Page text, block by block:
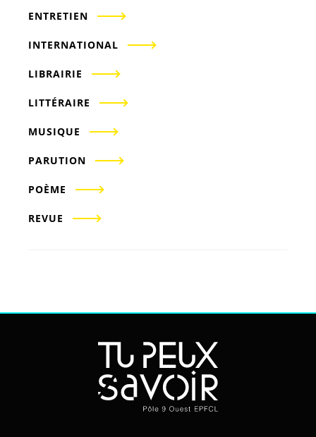
ENTRETIEN
INTERNATIONAL
LIBRAIRIE
LITTÉRAIRE
MUSIQUE
PARUTION
POÈME
REVUE